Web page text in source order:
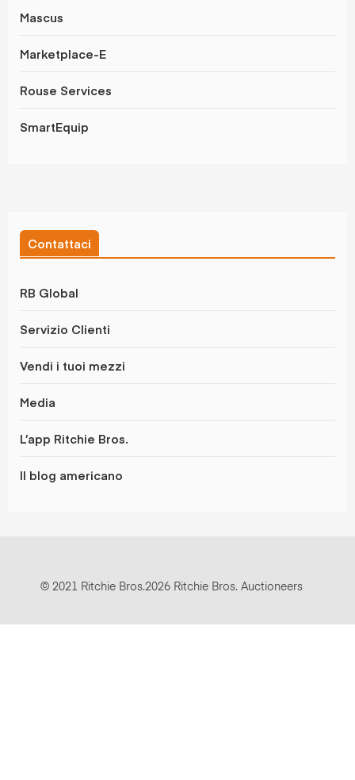
Mascus
Marketplace-E
Rouse Services
SmartEquip
Contattaci
RB Global
Servizio Clienti
Vendi i tuoi mezzi
Media
L’app Ritchie Bros.
Il blog americano
© 2021 Ritchie Bros.2026 Ritchie Bros. Auctioneers